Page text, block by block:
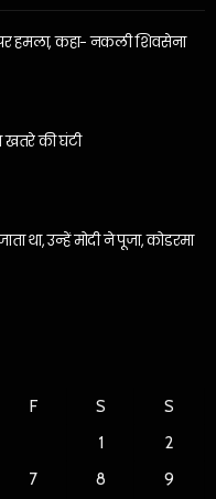
हमला, कहा- नकली शिवसेना
खतरे की घंटी
था, उन्हें मोदी ने पूजा, कोडरमा
F S
S
1
2
7 8
9